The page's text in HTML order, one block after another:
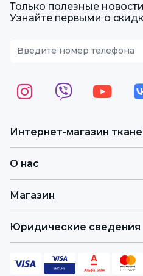
Интернет-магазин
О нас
Магазин
Юридические сведения
Только полезные
Узнайте первыми о